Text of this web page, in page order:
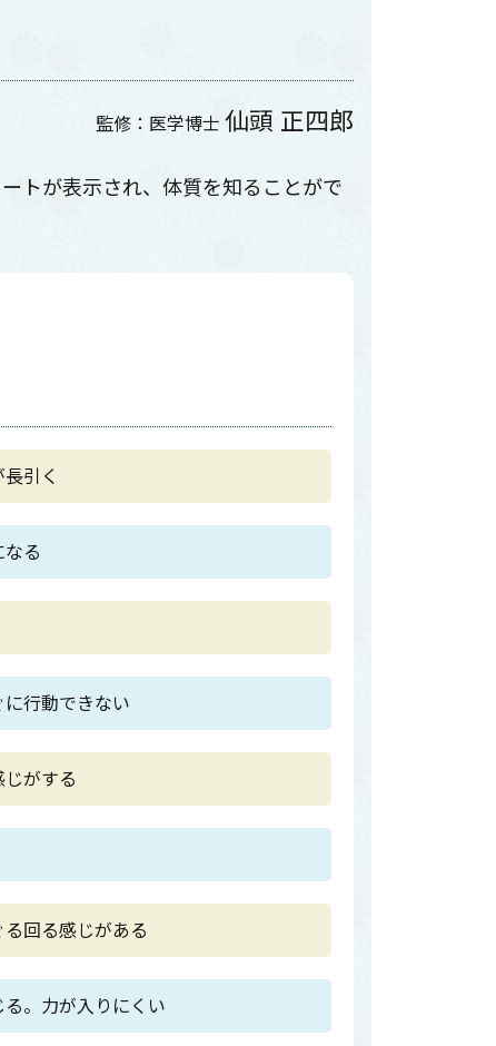
監修：医学博士 仙頭 正四郎
トが表示され、体質を知ることがで
引く
る
行動できない
がする
回る感じがある
。力が入りにくい